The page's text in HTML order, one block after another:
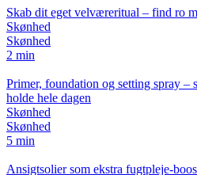
Skab dit eget velværeritual – find ro
Skønhed
Skønhed
2 min
Primer, foundation og setting spray –
holde hele dagen
Skønhed
Skønhed
5 min
Ansigtsolier som ekstra fugtpleje-